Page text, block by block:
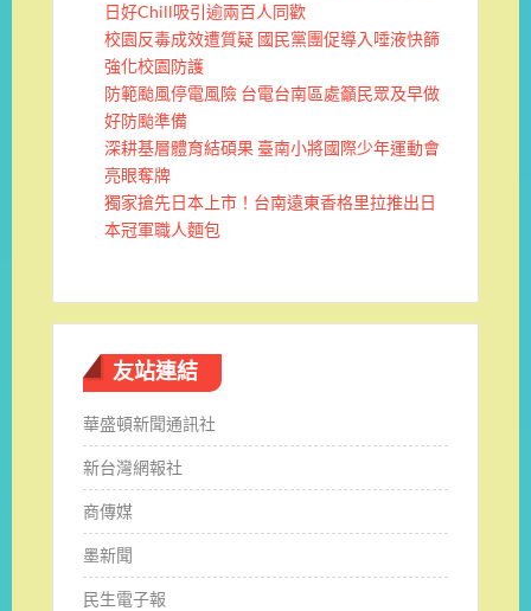
日好Chill吸引逾兩百人同歡
校園反毒成效遭質疑 國民黨團促導入唾液快篩
強化校園防護
防範颱風停電風險 台電台南區處籲民眾及早做
好防颱準備
深耕基層體育結碩果 臺南小將國際少年運動會
亮眼奪牌
獨家搶先日本上市！台南遠東香格里拉推出日
本冠軍職人麵包
友站連結
華盛頓新聞通訊社
新台灣網報社
商傳媒
墨新聞
民生電子報